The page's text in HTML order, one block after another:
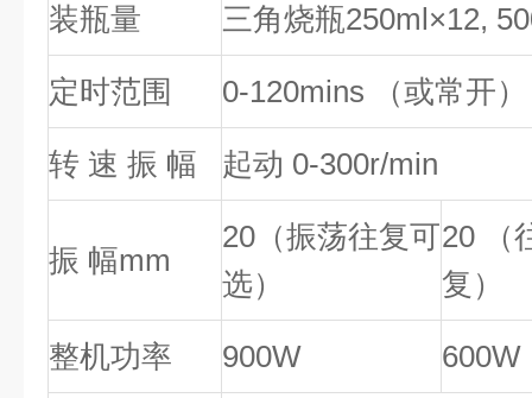
装瓶量 三角烧瓶250ml×12,
定时范围 0-120mins （或常开）
转 速 振 幅 起动 0-300r/min
振 幅mm
20（振荡往复可
选）
20 （
复）
整机功率 900W 600W